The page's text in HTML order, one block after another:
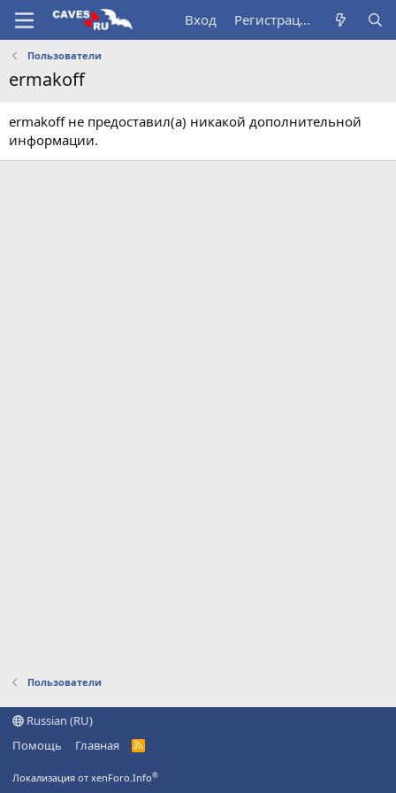
Вход Регистрация
Пользователи
ermakoff
ermakoff не предоставил(а) никакой дополнительной
информации.
Пользователи
Russian (RU)
Помощь
Главная
R
Локализация от xenForo.Info®